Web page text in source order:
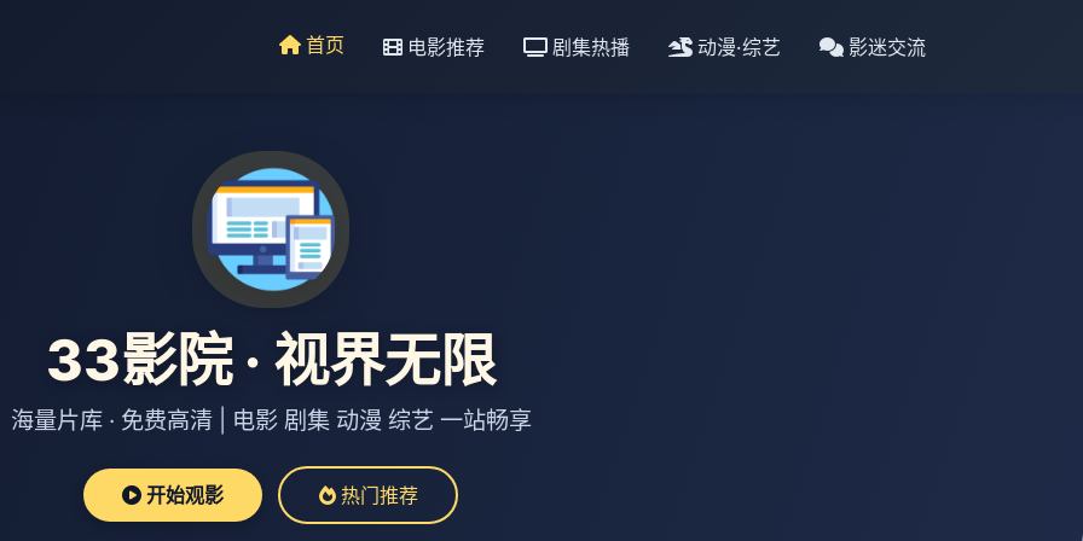
首页 电影推荐 剧集热播 动漫·综艺 影迷交流
33影院 · 视界无限
海量片库 · 免费高清 | 电影 剧集 动漫 综艺 一站畅享
开始观影 热门推荐